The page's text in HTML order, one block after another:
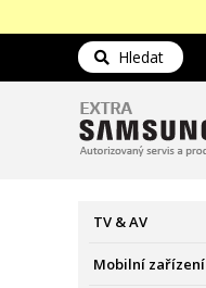
Hledat
TV & AV
Mobilní zařízení